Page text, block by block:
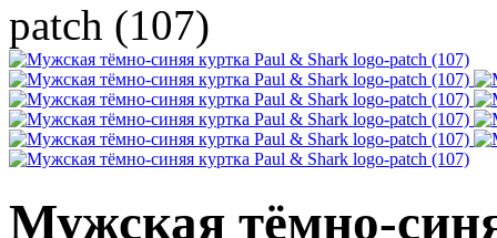
patch (107)
Мужская тёмно-